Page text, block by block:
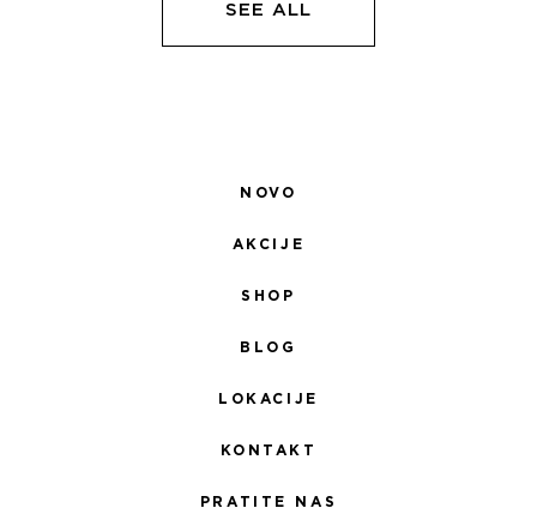
SEE ALL
NOVO
AKCIJE
SHOP
BLOG
LOKACIJE
KONTAKT
PRATITE NAS